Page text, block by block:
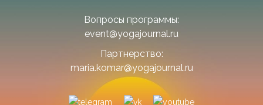
Вопросы программы:
event@yogajournal.ru
Партнерство:
maria.komar@yogajournal.ru